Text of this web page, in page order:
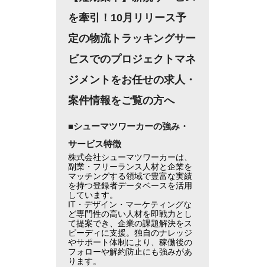
を牽引！10月リリース予
定の物流トラッキングサー
ビスでのプロジェクトマネ
ジメントをお任せの求人・
案件情報をご覧の方へ
■シューマツワーカーの強み・
サービス特徴
株式会社シューマツワーカーは、
副業・フリーランス人材と企業を
マッチングする領域で豊富な実績
を持つ登録者データベースを活用
しています。
IT・デザイン・マーケティングな
ど専門性の高い人材を即戦力とし
て提案でき、企業の課題解決をス
ピーディに支援。独自のナレッジ
やサポート体制により、稼働後の
フォローや解約防止にも強みがあ
ります。